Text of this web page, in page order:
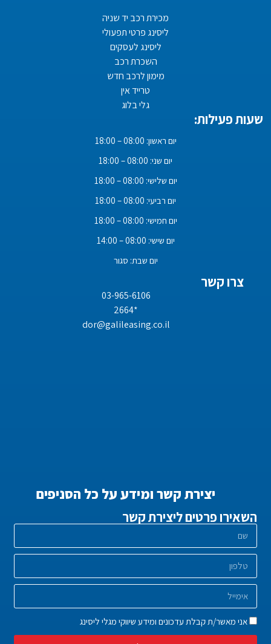
מכירת רכב יד שניה
ליסינג פרטי תפעולי
ליסינג לעסקים
השכרת רכב
מימון לרכב חדש
טרייד אין
גלי בלוג
שעות פעילות:
יום ראשון: 08:00 – 18:00
יום שני: 08:00 – 18:00
יום שלישי: 08:00 – 18:00
יום רביעי: 08:00 – 18:00
יום חמישי: 08:00 – 18:00
יום שישי: 08:00 – 14:00
יום שבת: סגור
צרו קשר
03-965-6106
*2664
dor@galileasing.co.il
יצירת קשר ומידע על כל הסניפים
השאירו פרטים ליצירת קשר
אני מאשר/ת קבלת עדכונים ומידע שיווקי מגלי ליסינג